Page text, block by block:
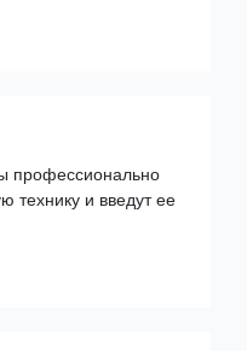
профессионально
технику и введут ее